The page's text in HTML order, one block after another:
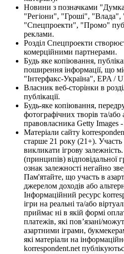
Новини з позначками
"Регіони", "Гроші",
"Спецпроекти", "Промо"
реклами.
Розділ Спецпроекти
комерційними партнерами.
Будь яке копіювання,
поширення інформації, що
"Інтерфакс-Україна", EPA /
Власник веб-сторінки в
публікації.
Будь-яке копіювання,
фотографічних творів та/або
правовласника Getty Images -
Матеріали сайту
старше 21 року (21+). Участь
викликати ігрову
(принципів)
ознак залежності негайно
Пам'ятайте, що участь в
джерелом доходів або
Інформаційний ресурс
ігри на реальні та/або
приймає ні в якій формі
платежів, які пов’язані/
азартними іграми,
які матеріали на
korrespondent.net